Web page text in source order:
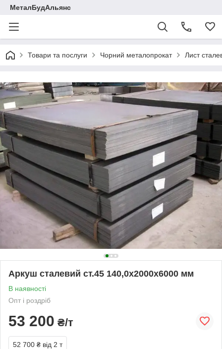
МеталБудАльянс
Товари та послуги Чорний металопрокат Лист
Аркуш сталевий ст.45 140,0х2000х6000 мм
В наявності
Опт і роздріб
53 200 ₴/т
52 700 ₴ від 2 т